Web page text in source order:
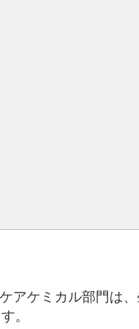
アケミカル部門は
。